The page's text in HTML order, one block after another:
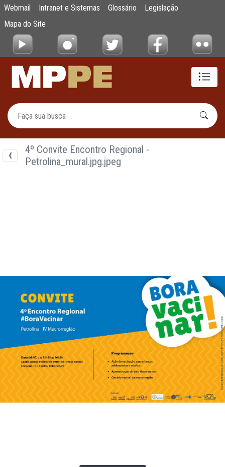
Pular para o Conteúdo principal
Documentos
Webmail Intranet e Sistemas Glossário
Legislação
Mapa do Site
4º Convite Encontro Regional -
Petrolina_mural.jpg.jpeg